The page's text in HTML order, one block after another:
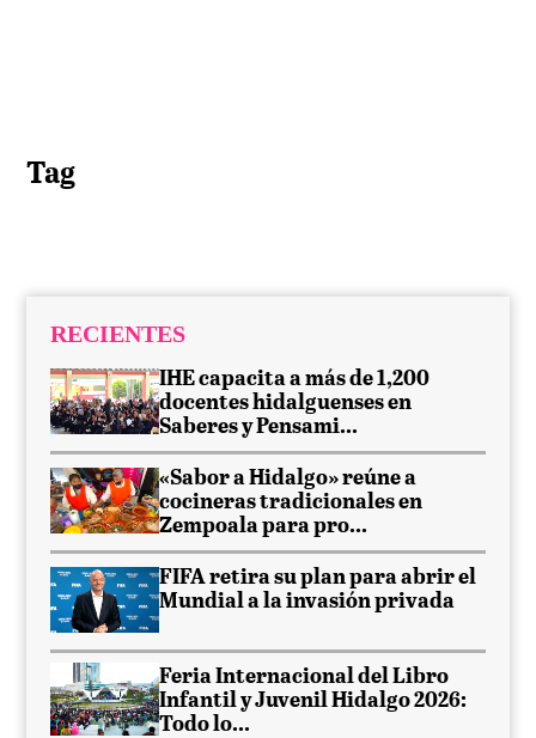
Tag
RECIENTES
IHE capacita a más de 1,200
docentes hidalguenses en
Saberes y Pensami...
«Sabor a Hidalgo» reúne a
cocineras tradicionales en
Zempoala para pro...
FIFA retira su plan para abrir el
Mundial a la invasión privada
Feria Internacional del Libro
Infantil y Juvenil Hidalgo 2026:
Todo lo...